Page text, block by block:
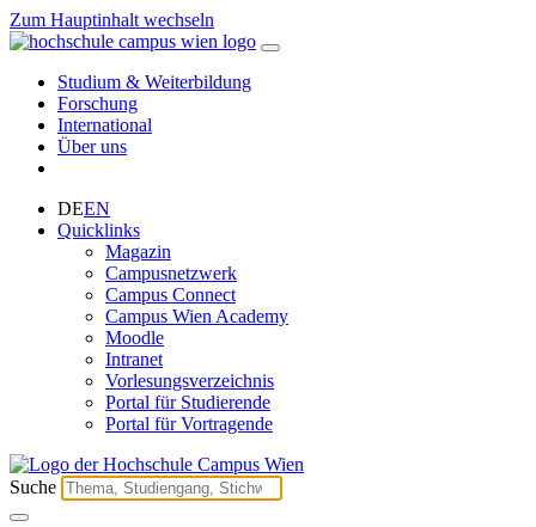
Zum Hauptinhalt wechseln
Studium & Weiterbildung
Forschung
International
Über uns
DEEN
Quicklinks
Magazin
Campusnetzwerk
Campus Connect
Campus Wien Academy
Moodle
Intranet
Vorlesungsverzeichnis
Portal für Studierende
Portal für Vortragende
Suche